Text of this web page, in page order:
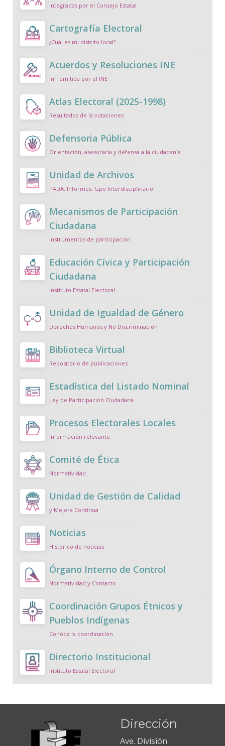
Integradas por el Consejo Estatal
Cartografía Electoral
¿Cuál es mi distrito local?
Acuerdos y Resoluciones INE
Inf. emitida por el INE
Atlas Electoral (2025-1998)
Resultados de la votaciones
Defensoria Pública
Orientación, asesoraría y defensa a la ciudadanía
Unidad de Archivos
PADA, Informes, Gpo Interdisciplinario
Mecanismos de Participación
Ciudadana
Instrumentos de participación
Educación Cívica y Participación
Ciudadana
Instituto Estatal Electoral
Unidad de Igualdad de Género
Derechos Humanos y No Discriminación
Biblioteca Virtual
Repositorio de publicaciones
Estadística del Listado Nominal
Ley de Participación Ciudadana
Procesos Electorales Locales
Información relevante
Comité de Ética
Normatividad
Unidad de Gestión de Calidad
y Mejora Continua
Noticias
Historico de noticias
Órgano Interno de Control
Normatividad y Contacto
Coordinación Grupos Étnicos y
Pueblos Indígenas
Conóce la coordinación
Directorio Institucional
Instituto Estatal Electoral
Dirección
Ave. División